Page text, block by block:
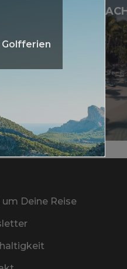
ROYAL PALM
um Deine Reise